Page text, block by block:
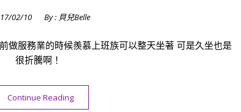
02/10 By : 貝兒Belle
做服務業的時候羨慕上班族可以整天坐著 可是久坐也是
很折騰啊！
Continue Reading“[美足]ARGENTDA空姐最愛壓力襪❘褲襪推薦❘